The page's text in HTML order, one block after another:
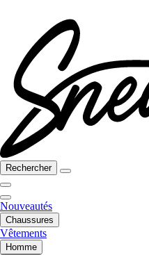
Rechercher
Nouveautés
Chaussures
Vêtements
Homme